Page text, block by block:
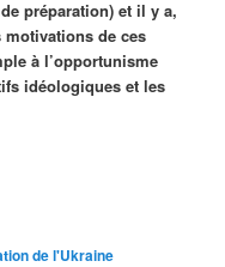
préparation) et il y a,
de ces
à l’opportunisme
idéologiques et les
de l'Ukraine